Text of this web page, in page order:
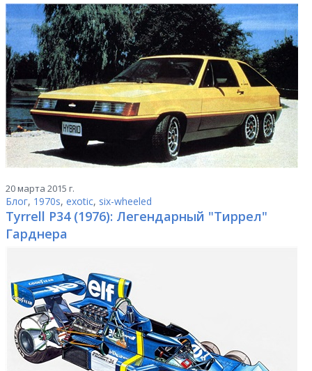
20 марта 2015 г.
Блог, 1970s, exotic, six-wheeled
Tyrrell P34 (1976): Легендарный "Тиррел"
Гарднера